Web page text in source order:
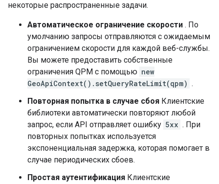
некоторые распространенные задачи.
Автоматическое ограничение скорости . По
умолчанию запросы отправляются с ожидаемым
ограничением скорости для каждой веб-службы.
Вы можете предоставить собственные
ограничения QPM с помощью new
GeoApiContext().setQueryRateLimit(qpm) .
Повторная попытка в случае сбоя Клиентские
библиотеки автоматически повторяют любой
запрос, если API отправляет ошибку 5xx . При
повторных попытках используется
экспоненциальная задержка, которая помогает в
случае периодических сбоев.
Простая аутентификация Клиентские